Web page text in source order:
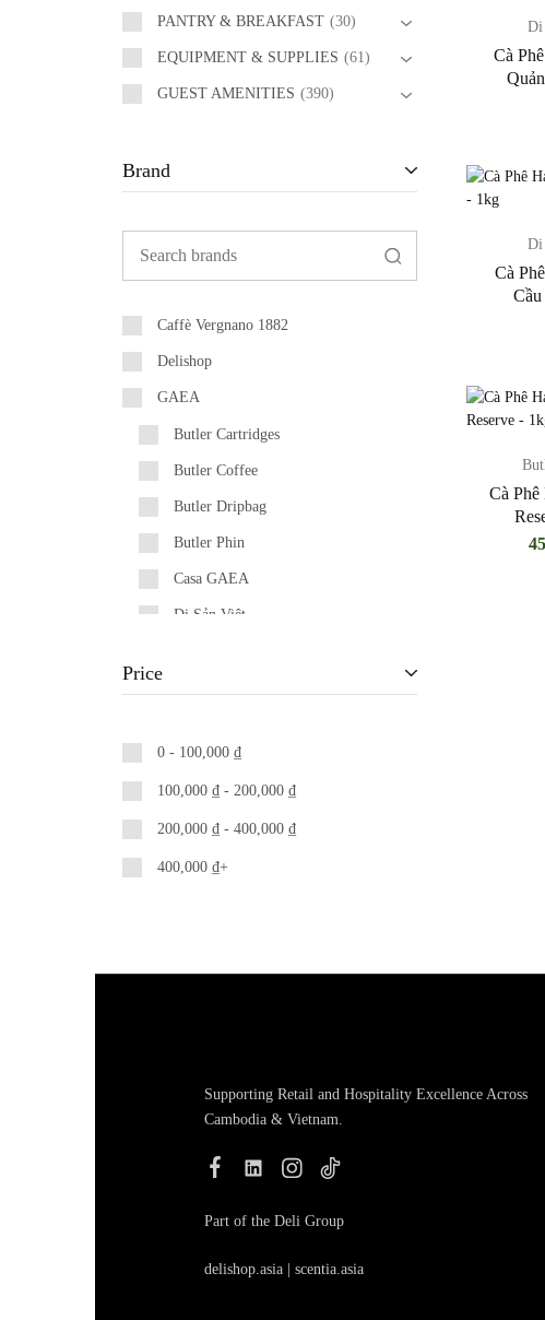
Di
Cà
Di
Cà
Cà Phê
PANTRY & BREAKFAST 30
EQUIPMENT & SUPPLIES 61
GUEST AMENITIES 390
Brand
Caffè Vergnano 1882
Delishop
GAEA
Butler Cartridges
Butler Coffee
Butler Dripbag
Butler Phin
Casa GAEA
Di Sản Việt
Price
0 - 100,000 ₫
100,000 ₫ - 200,000 ₫
200,000 ₫ - 400,000 ₫
400,000 ₫+
Supporting Retail and Hospitality Excellence Across
Cambodia & Vietnam.
Part of the Deli Group
delishop.asia scentia.asia